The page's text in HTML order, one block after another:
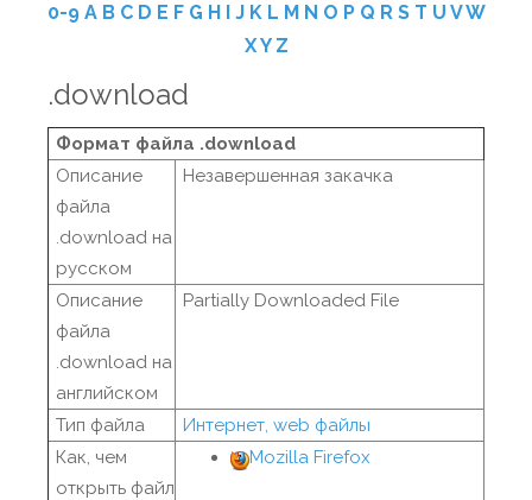
0-9 A B C D E F G H I J K L M N O P Q R S T U VW
XY Z
.download
Формат файла .download
Описание
файла
.download на
русском
Незавершенная закачка
Описание
файла
.download на
английском
Partially Downloaded File
Тип файла
Интернет, web файлы
Как, чем
открыть файл
Mozilla Firefox